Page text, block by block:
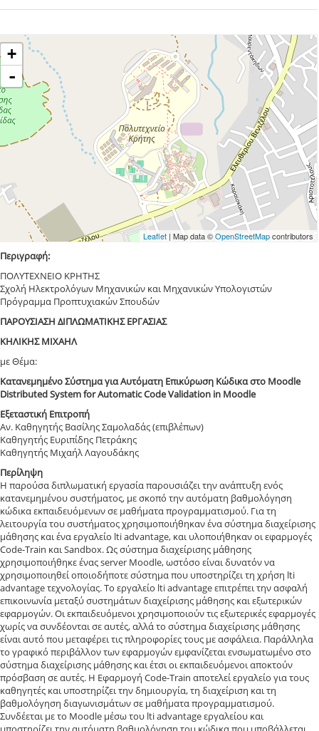
+
-
Leaflet| Map data ©OpenStreetMapcontributors
Περιγραφή:
ΠΟΛΥΤΕΧΝΕΙΟ ΚΡΗΤΗΣ
Σχολή Ηλεκτρολόγων Μηχανικών και Μηχανικών Υπολογιστών
Πρόγραμμα Προπτυχιακών Σπουδών
ΠΑΡΟΥΣΙΑΣΗ ΔΙΠΛΩΜΑΤΙΚΗΣ ΕΡΓΑΣΙΑΣ
ΚΗΛΙΚΗΣ ΜΙΧΑΗΛ
με Θέμα:
Κατανεμημένο Σύστημα για Αυτόματη Επικύρωση Κώδικα στο Moodle
Distributed System for Automatic Code Validation in Moodle
Εξεταστική Επιτροπή
Αν. Καθηγητής Βασίλης Σαμολαδάς (επιβλέπων)
Καθηγητής Ευριπίδης Πετράκης
Καθηγητής Μιχαήλ Λαγουδάκης
Περίληψη
H παρούσα διπλωματική εργασία παρουσιάζει την ανάπτυξη ενός
κατανεμημένου συστήματος, με σκοπό την αυτόματη βαθμολόγηση
κώδικα εκπαιδευόμενων σε μαθήματα προγραμματισμού. Για τη
λειτουργία του συστήματος χρησιμοποιήθηκαν ένα σύστημα διαχείρισης
μάθησης και ένα εργαλείο lti advantage, και υλοποιήθηκαν οι εφαρμογές
Code-Train και Sandbox. Ως σύστημα διαχείρισης μάθησης
χρησιμοποιήθηκε ένας server Moodle, ωστόσο είναι δυνατόν να
χρησιμοποιηθεί οποιοδήποτε σύστημα που υποστηρίζει τη χρήση lti
advantage τεχνολογίας. Το εργαλείο lti advantage επιτρέπει την ασφαλή
επικοινωνία μεταξύ συστημάτων διαχείρισης μάθησης και εξωτερικών
εφαρμογών. Οι εκπαιδευόμενοι χρησιμοποιούν τις εξωτερικές εφαρμογές
χωρίς να συνδέονται σε αυτές, αλλά το σύστημα διαχείρισης μάθησης
είναι αυτό που μεταφέρει τις πληροφορίες τους με ασφάλεια. Παράλληλα
το γραφικό περιβάλλον των εφαρμογών εμφανίζεται ενσωματωμένο στο
σύστημα διαχείρισης μάθησης και έτσι οι εκπαιδευόμενοι αποκτούν
πρόσβαση σε αυτές. H Εφαρμογή Code-Train αποτελεί εργαλείο για τους
καθηγητές και υποστηρίζει την δημιουργία, τη διαχείριση και τη
βαθμολόγηση διαγωνισμάτων σε μαθήματα προγραμματισμού.
Συνδέεται με το Moodle μέσω του lti advantage εργαλείου και